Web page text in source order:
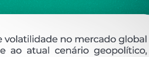
Disponibilidade:
Em estoque
OVERVIEW
Perfil extrudado de alumínio para W.WORKS,